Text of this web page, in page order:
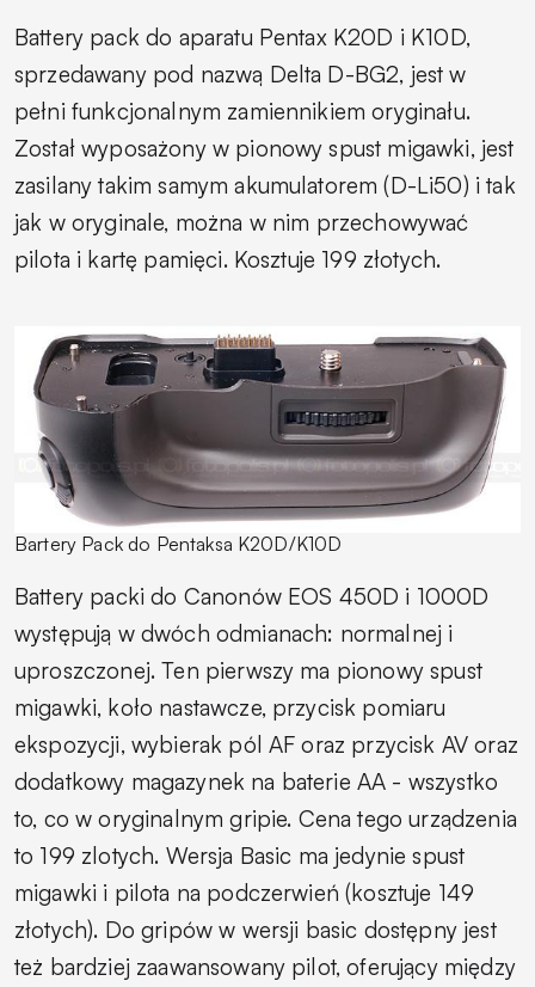
Battery pack do aparatu Pentax K20D i K10D,
sprzedawany pod nazwą Delta D-BG2, jest w
pełni funkcjonalnym zamiennikiem oryginału.
Został wyposażony w pionowy spust migawki, jest
zasilany takim samym akumulatorem (D-Li50) i tak
jak w oryginale, można w nim przechowywać
pilota i kartę pamięci. Kosztuje 199 złotych.
Bartery Pack do Pentaksa K20D/K10D
Battery packi do Canonów EOS 450D i 1000D
występują w dwóch odmianach: normalnej i
uproszczonej. Ten pierwszy ma pionowy spust
migawki, koło nastawcze, przycisk pomiaru
ekspozycji, wybierak pól AF oraz przycisk AV oraz
dodatkowy magazynek na baterie AA - wszystko
to, co w oryginalnym gripie. Cena tego urządzenia
to 199 zlotych. Wersja Basic ma jedynie spust
migawki i pilota na podczerwień (kosztuje 149
złotych). Do gripów w wersji basic dostępny jest
też bardziej zaawansowany pilot, oferujący między